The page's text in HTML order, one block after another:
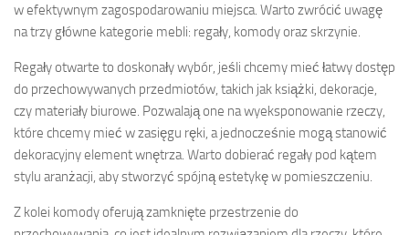
w efektywnym zagospodarowaniu miejsca. Warto zwrócić uwagę
na trzy główne kategorie mebli: regały, komody oraz skrzynie.
Regały otwarte to doskonały wybór, jeśli chcemy mieć łatwy dostęp
do przechowywanych przedmiotów, takich jak książki, dekoracje,
czy materiały biurowe. Pozwalają one na wyeksponowanie rzeczy,
które chcemy mieć w zasięgu ręki, a jednocześnie mogą stanowić
dekoracyjny element wnętrza. Warto dobierać regały pod kątem
stylu aranżacji, aby stworzyć spójną estetykę w pomieszczeniu.
Z kolei komody oferują zamknięte przestrzenie do